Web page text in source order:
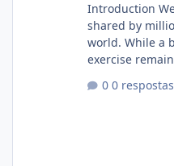
Introduction
shared by
world. While a
exercise
dietary
0 respostas